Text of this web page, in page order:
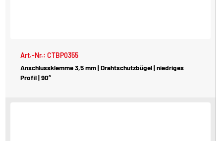
Art.-Nr.: CTBP0355
Anschlussklemme 3,5 mm | Drahtschutzbügel | niedriges
Profil | 90°